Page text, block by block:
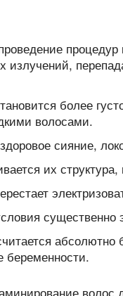
излучений,
более
волосами.
сияние,
их
беременности.